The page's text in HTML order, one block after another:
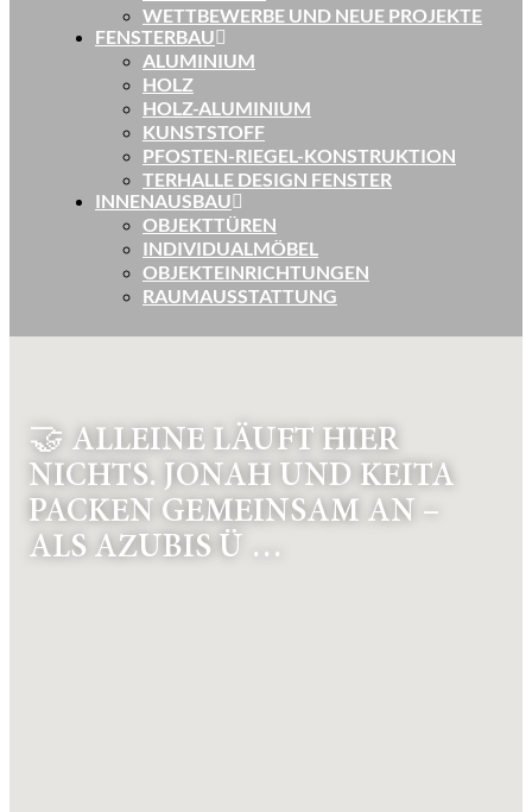
WETTBEWERBE UND NEUE PROJEKTE
FENSTERBAU
ALUMINIUM
HOLZ
HOLZ-ALUMINIUM
KUNSTSTOFF
PFOSTEN-RIEGEL-KONSTRUKTION
TERHALLE DESIGN FENSTER
INNENAUSBAU
OBJEKTTÜREN
INDIVIDUALMÖBEL
OBJEKTEINRICHTUNGEN
RAUMAUSSTATTUNG
🤝 ALLEINE LÄUFT HIER
NICHTS. JONAH UND KEITA
PACKEN GEMEINSAM AN –
ALS AZUBIS Ü …